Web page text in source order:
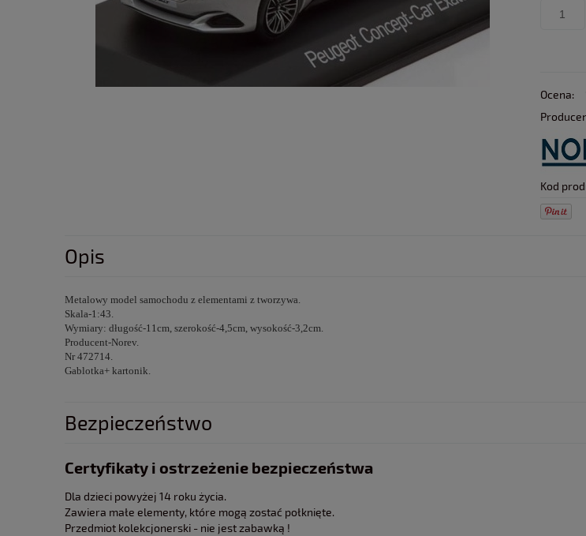
Ocena:
Kod
Opis
Metalowy model samochodu z elementami z tworzywa.
Skala-1:43.
Wymiary: długość-11cm, szerokość-4,5cm, wysokość-3,2cm.
Producent-Norev.
Nr 472714.
Gablotka+ kartonik.
Bezpieczeństwo
Certyfikaty i ostrzeżenie bezpieczeństwa
Dla dzieci powyżej 14 roku życia.
Zawiera małe elementy, które mogą zostać połknięte.
Przedmiot kolekcjonerski - nie jest zabawką !